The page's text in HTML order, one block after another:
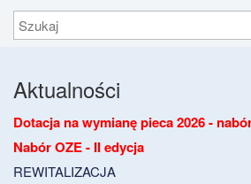
Szukaj
Aktualności
Dotacja na wymianę pieca 2026 -
Nabór OZE - II edycja
REWITALIZACJA